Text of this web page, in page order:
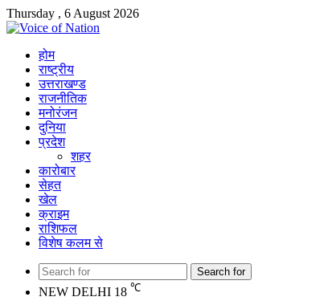
Thursday , 6 August 2026
होम
राष्ट्रीय
उत्तराखण्ड
राजनीतिक
मनोरंजन
दुनिया
प्रदेश
शहर
कारोबार
सेहत
खेल
क्राइम
राशिफल
विशेष कलम से
Search for
NEW DELHI 18 ℃